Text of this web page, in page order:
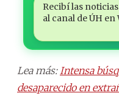
Recibí las
al canal de ÚH en
Lea más: Intensa
desaparecido en